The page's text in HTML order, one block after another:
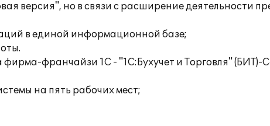
версия", но в связи с расширение деятельности
в единой информационной базе;
франчайзи 1С - "1С:Бухучет и Торговля"
на пять рабочих мест;